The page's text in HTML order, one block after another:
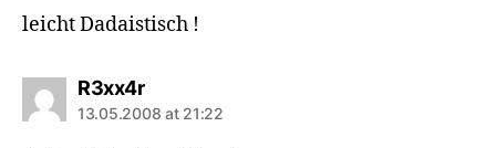
leicht Dadaistisch !
R3xx4rsays:
13.05.2008 at 21:22